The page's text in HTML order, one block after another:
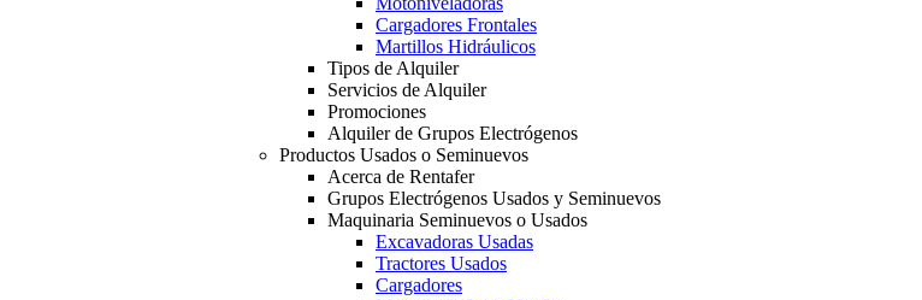
Cargadores Frontales
Martillos Hidráulicos
Tipos de Alquiler
Servicios de Alquiler
Promociones
Alquiler de Grupos Electrógenos
Productos Usados o Seminuevos
Acerca de Rentafer
Grupos Electrógenos Usados y Seminuevos
Maquinaria Seminuevos o Usados
Excavadoras Usadas
Tractores Usados
Cargadores